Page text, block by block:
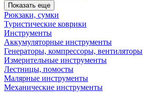
Показать еще
Рюкзаки, сумки
Туристические коврики
Инструменты
Аккумуляторные инструменты
Генераторы, компрессоры, вентиляторы
Измерительные инструменты
Лестницы, помосты
Малярные инструменты
Механические инструменты